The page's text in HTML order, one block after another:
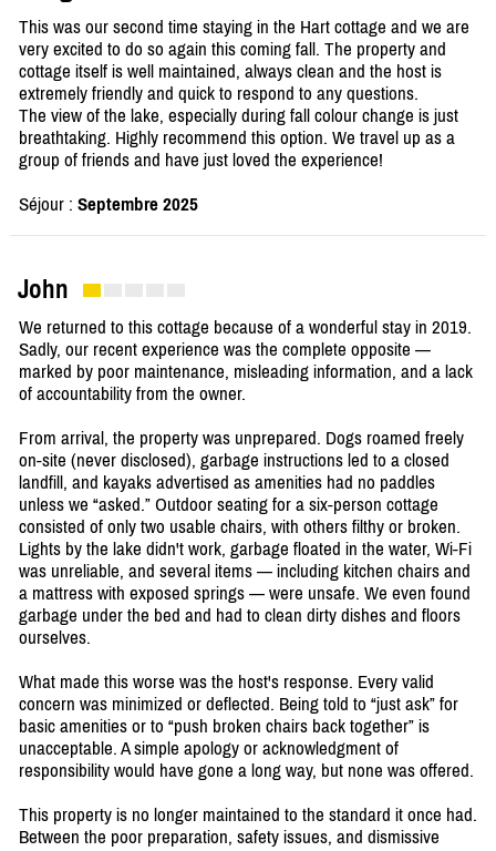
This was our second time staying in the Hart cottage and we are
very excited to do so again this coming fall. The property and
cottage itself is well maintained, always clean and the host is
extremely friendly and quick to respond to any questions.
The view of the lake, especially during fall colour change is just
breathtaking. Highly recommend this option. We travel up as a
group of friends and have just loved the experience!
Séjour : Septembre 2025
John
We returned to this cottage because of a wonderful stay in 2019.
Sadly, our recent experience was the complete opposite —
marked by poor maintenance, misleading information, and a lack
of accountability from the owner.
From arrival, the property was unprepared. Dogs roamed freely
on-site (never disclosed), garbage instructions led to a closed
landfill, and kayaks advertised as amenities had no paddles
unless we “asked.” Outdoor seating for a six-person cottage
consisted of only two usable chairs, with others filthy or broken.
Lights by the lake didn't work, garbage floated in the water, Wi-Fi
was unreliable, and several items — including kitchen chairs and
a mattress with exposed springs — were unsafe. We even found
garbage under the bed and had to clean dirty dishes and floors
ourselves.
What made this worse was the host's response. Every valid
concern was minimized or deflected. Being told to “just ask” for
basic amenities or to “push broken chairs back together” is
unacceptable. A simple apology or acknowledgment of
responsibility would have gone a long way, but none was offered.
This property is no longer maintained to the standard it once had.
Between the poor preparation, safety issues, and dismissive